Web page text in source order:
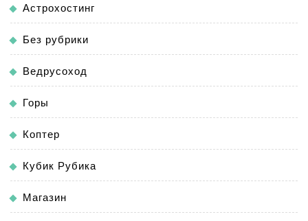
Астрохостинг
Без рубрики
Ведрусоход
Горы
Коптер
Кубик Рубика
Магазин